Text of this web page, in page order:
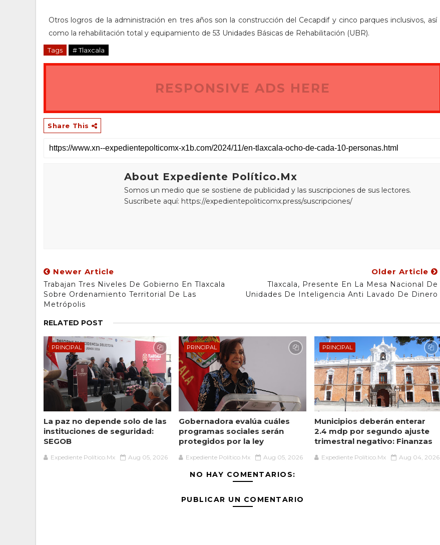
Otros logros de la administración en tres años son la construcción del Cecapdif y cinco parques inclusivos, así
como la rehabilitación total y equipamiento de 53 Unidades Básicas de Rehabilitación (UBR).
Tags # Tlaxcala
RESPONSIVE ADS HERE
Share This
About Expediente Político.Mx
Somos un medio que se sostiene de publicidad y las suscripciones de sus lectores.
Suscríbete aquí: https://expedientepoliticomx.press/suscripciones/
Newer Article
Trabajan Tres Niveles De Gobierno En Tlaxcala
Sobre Ordenamiento Territorial De Las
Metrópolis
Older Article
Tlaxcala, Presente En La Mesa Nacional De
Unidades De Inteligencia Anti Lavado De Dinero
RELATED POST
PRINCIPAL
La paz no depende solo de las
instituciones de seguridad:
SEGOB
Expediente Político.Mx Aug 05, 2026
PRINCIPAL
Gobernadora evalúa cuáles
programas sociales serán
protegidos por la ley
Expediente Político.Mx Aug 05, 2026
PRINCIPAL
Municipios deberán enterar
2.4 mdp por segundo ajuste
trimestral negativo: Finanzas
Expediente Político.Mx Aug 04, 2026
NO HAY COMENTARIOS:
PUBLICAR UN COMENTARIO